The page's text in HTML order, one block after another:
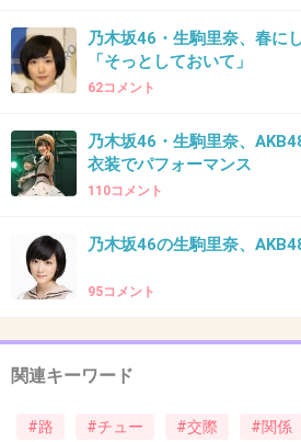
35. 匿名2014/10/08(水) 21:43:02
んなわけねーだろ！
36. 匿名 2014/10/08(水) 21:43:02
なっ訳ねえだろお～！あ～あ
込んじゃうよ～
乃木坂46・生駒里奈、春に
「そっとしておいて」
62コメント
乃木坂46・生駒里奈、
衣装でパフォーマンス
110コメント
乃木坂46の生駒里奈、
95コメント
関連キーワード
#路 #チュー #交際 #関係